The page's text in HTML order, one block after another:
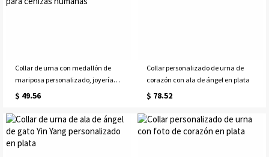
Collar de urna con medallón de
mariposa personalizado, joyería
conmemorativa de urna para
inoxidable, regalo conmemorativo
para cenizas humanas
$ 49.56
Collar personalizado de urna de
corazón con ala de ángel en plata
$ 78.52